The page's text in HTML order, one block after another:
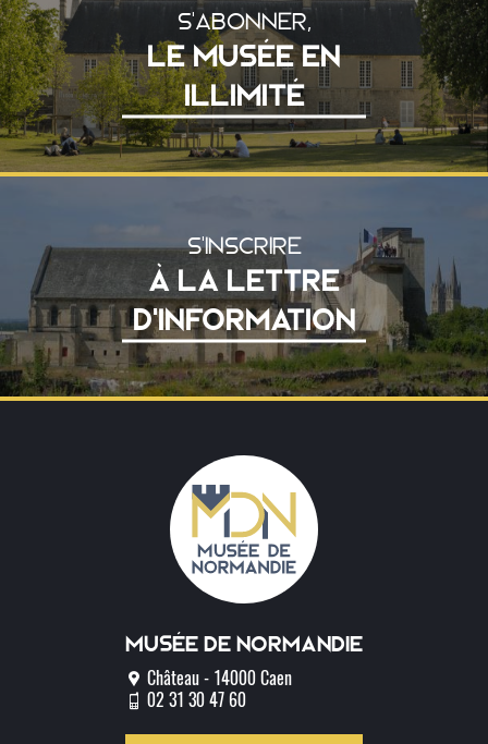
S'ABONNER,
LE MUSÉE EN
ILLIMITÉ
S'INSCRIRE
À LA LETTRE
D'INFORMATION
Musée de normandie
Château - 14000 Caen
02 31 30 47 60